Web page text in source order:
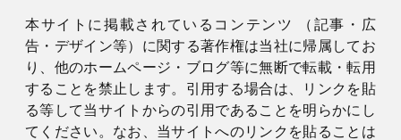
本サイトに掲載されているコンテンツ （記事・広
告・デザイン等）に関する著作権は当社に帰属してお
り、他のホームページ・ブログ等に無断で転載・転用
することを禁止します。引用する場合は、リンクを貼
る等して当サイトからの引用であることを明らかにし
てください。なお、当サイトへのリンクを貼ることは